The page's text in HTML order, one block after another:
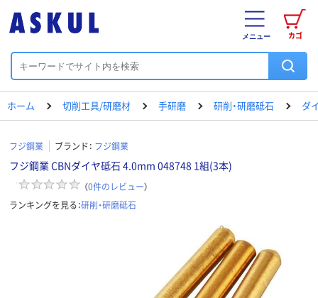
カゴ
メニュー
ホーム 切削工具/研磨材 手研磨 研削・研磨砥石 ダ
フジ鋼業 ブランド： フジ鋼業
フジ鋼業 CBNダイヤ砥石 4.0mm 048748 1組(3本)
（0件のレビュー）
ランキングを見る：研削・研磨砥石